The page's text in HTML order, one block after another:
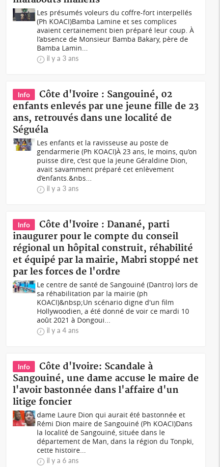
Les présumés voleurs du coffre-fort interpellés
(Ph KOACI)Bamba Lamine et ses complices
avaient certainement bien préparé leur coup. À
l’absence de Monsieur Bamba Bakary, père de
Bamba Lamin...
il y a 3 ans
Info
Côte d'Ivoire : Sangouiné, 02
enfants enlevés par une jeune fille de 23
ans, retrouvés dans une localité de
Séguéla
Les enfants et la ravisseuse au poste de
gendarmerie (Ph KOACI)À 23 ans, le moins, qu’on
puisse dire, c’est que la jeune Géraldine Dion,
avait savamment préparé cet enlèvement
d’enfants.&nbs...
il y a 3 ans
Info
Côte d'Ivoire : Danané, parti
inaugurer pour le compte du conseil
régional un hôpital construit, réhabilité
et équipé par la mairie, Mabri stoppé net
par les forces de l'ordre
Le centre de santé de Sangouiné (Dantro) lors de
sa réhabilitation par la mairie (ph
KOACI)&nbsp;Un scénario digne d'un film
Hollywoodien, a été donné de voir ce mardi 10
août 2021 à Dongoui...
il y a 4 ans
Info
Côte d'Ivoire: Scandale à
Sangouiné, une dame accuse le maire de
l'avoir bastonnée dans l'affaire d'un
litige foncier
dame Laure Dion qui aurait été bastonnée et
Rémi Dion maire de Sangouiné (Ph KOACI)Dans
la localité de Sangouiné, située dans le
département de Man, dans la région du Tonpki,
cette histoire...
il y a 6 ans